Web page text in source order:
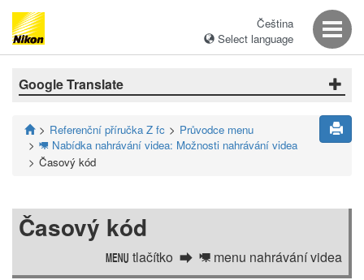
Čeština
Select language
Google Translate
Referenční příručka Z fc Průvodce menu
1 Nabídka nahrávání videa: Možnosti nahrávání videa
Časový kód
Časový kód
G tlačítko 1 menu nahrávání videa